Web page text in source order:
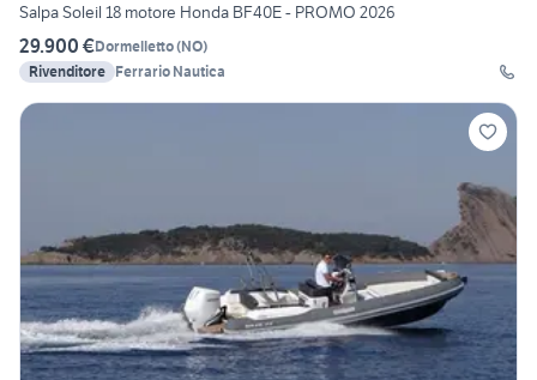
Salpa Soleil 18 motore Honda BF40E - PROMO 2026
29.900 €Dormelletto(NO)
Rivenditore Ferrario Nautica